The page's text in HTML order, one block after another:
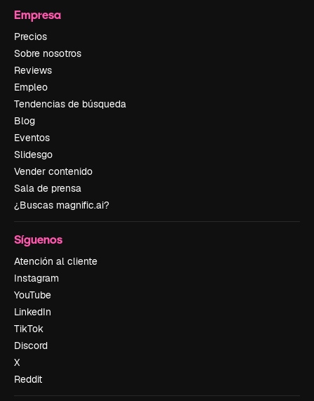
Empresa
Precios
Sobre nosotros
Reviews
Empleo
Tendencias de búsqueda
Blog
Eventos
Slidesgo
Vender contenido
Sala de prensa
¿Buscas magnific.ai?
Síguenos
Atención al cliente
Instagram
YouTube
LinkedIn
TikTok
Discord
X
Reddit